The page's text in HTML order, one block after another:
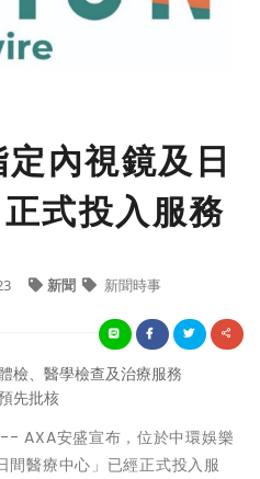
定內視鏡及日
式投入服務
新聞 新聞時事
檢、醫學檢查及治療服務
先批核
AXA安盛宣布，位於中環娛樂
間醫療中心」已經正式投入服